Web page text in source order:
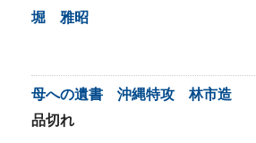
堀 雅昭
母への遺書 沖縄特攻 林市造
品切れ